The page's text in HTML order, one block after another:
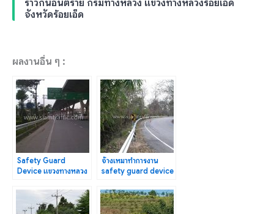
ราวกันอันตราย กรมทางหลวง แขวงทางหลวงร้อยเอ็ด
จังหวัดร้อยเอ็ด
ผลงานอื่น ๆ :
Safety Guard
Device แขวงทางหลวง
งาน 948 เมตร
จ้างเหมาทำการงาน
safety guard device
เมตร